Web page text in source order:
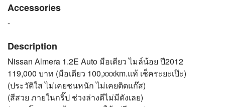
Accessories
-
Description
Nissan Almera 1.2E Auto มือเดียว ไมล์น้อย ปี2012
119,000 บาท (มือเดียว 100,xxxkm.แท้ เช็คระยะเป๊ะ)
(ประวัติใส ไม่เคยชนหนัก ไม่เคยติดแก๊ส)
(สีสวย ภายในกริ๊ป ช่วงล่างดีไม่มีดังเลย)